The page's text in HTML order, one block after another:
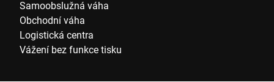
Samoobslužná váha
Obchodní váha
Logistická centra
Vážení bez funkce tisku